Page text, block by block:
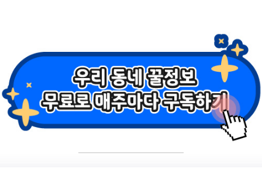
https://www.gimhae.go.kr/03360/00023/0
0024.web?
gcode=1171&idx=2518583&amode=view
&
작성일: 2023-06-02 ~